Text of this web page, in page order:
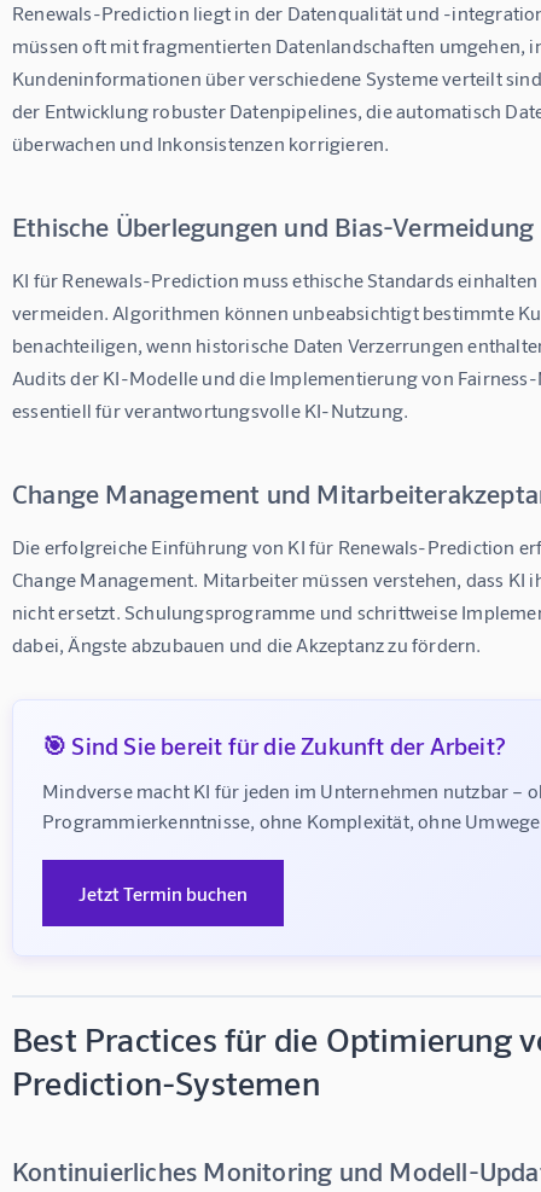
Renewals-Prediction liegt in der Datenqualität und -
müssen oft mit fragmentierten Datenlandschaften umgehen,
Kundeninformationen über verschiedene Systeme verteilt
der Entwicklung robuster Datenpipelines, die automatisch
überwachen und Inkonsistenzen korrigieren.
Ethische Überlegungen und Bias-Vermeidung
KI für Renewals-Prediction muss ethische Standards
vermeiden. Algorithmen können unbeabsichtigt bestimmte
benachteiligen, wenn historische Daten Verzerrungen
Audits der KI-Modelle und die Implementierung von
essentiell für verantwortungsvolle KI-Nutzung.
Change Management und
Die erfolgreiche Einführung von KI für Renewals-Prediction
Change Management. Mitarbeiter müssen verstehen, dass KI
nicht ersetzt. Schulungsprogramme und schrittweise
dabei, Ängste abzubauen und die Akzeptanz zu fördern.
🎯 Sind Sie bereit für die Zukunft der Arbeit?
Mindverse macht KI für jeden im Unternehmen nutzbar –
Programmierkenntnisse, ohne Komplexität, ohne
Jetzt Termin buchen
Best Practices für die Optimierung
Prediction-Systemen
Kontinuierliches Monitoring und Modell-